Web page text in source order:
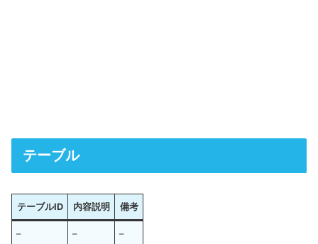
テーブル
テーブルID 内容説明 備考
– – –